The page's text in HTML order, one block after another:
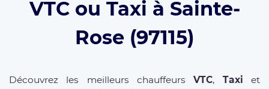
VTC ou Taxi à Sainte-
Rose (97115)
Découvrez les meilleurs chauffeursVTC, Taxi et